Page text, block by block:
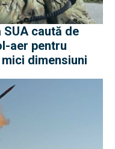
caută de
aer pentru
dimensiuni